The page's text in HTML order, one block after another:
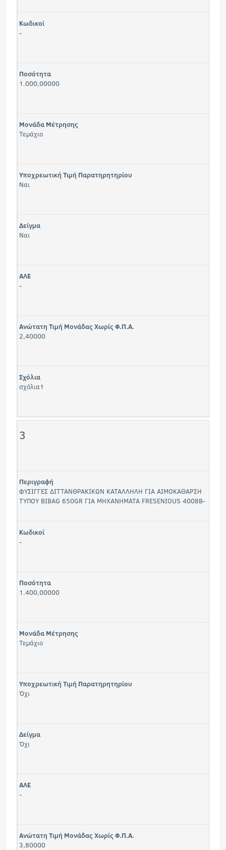
Κωδικοί
-
Ποσότητα
1.000,00000
Μονάδα Μέτρησης
Τεμάχιο
Υποχρεωτική Τιμή Παρατηρητηρίου
Ναι
Δείγμα
Ναι
ΑΛΕ
-
Ανώτατη Τιμή Μονάδας Χωρίς Φ.Π.Α.
2,40000
Σχόλια
σχόλια1
3
Περιγραφή
ΦΥΣΙΓΓΕΣ ΔΙΤΤΑΝΘΡΑΚΙΚΩΝ ΚΑΤΑΛΛΗΛΗ ΓΙΑ ΑΙΜΟΚΑΘΑΡΣΗ
ΤΥΠΟΥ BIBAG 650GR ΓΙΑ ΜΗΧΑΝΗΜΑΤΑ FRESENIOUS 4008B-
Κωδικοί
-
Ποσότητα
1.400,00000
Μονάδα Μέτρησης
Τεμάχιο
Υποχρεωτική Τιμή Παρατηρητηρίου
Όχι
Δείγμα
Όχι
ΑΛΕ
-
Ανώτατη Τιμή Μονάδας Χωρίς Φ.Π.Α.
3,80000